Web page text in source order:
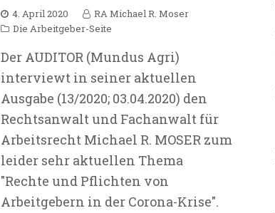
4. April 2020
RA Michael R. Moser
Die Arbeitgeber-Seite
Der AUDITOR (Mundus Agri)
interviewt in seiner aktuellen
Ausgabe (13/2020; 03.04.2020) den
Rechtsanwalt und Fachanwalt für
Arbeitsrecht Michael R. MOSER zum
leider sehr aktuellen Thema
"Rechte und Pflichten von
Arbeitgebern in der Corona-Krise".